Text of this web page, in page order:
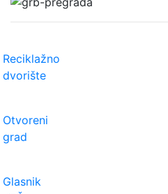
Reciklažno
dvorište
Otvoreni
grad
Glasnik